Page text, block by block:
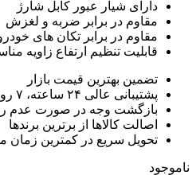
دارای شیار عبور کابل شارژ
مقاوم در برابر ضربه و لغزش
مقاوم در برابر تکان های
قابلیت تنظیم ارتفاع زاویه
تضمین بهترین قیمت بازار
پشتیبانی عالی ۲۴ ساعته، ۷ روز هفته
بازگشت وجه در صورت عدم
اصالت کالاها از برترین برندها
تحویل سریع در کمترین زمان
ناموجود